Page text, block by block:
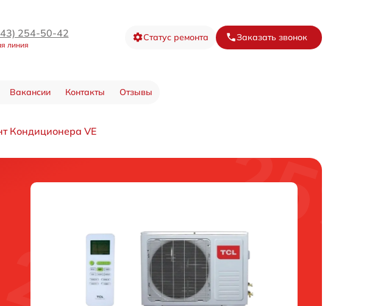
254-50-42
линия
Статус ремонта Заказать звонок
Вакансии Контакты Отзывы
Кондиционера VE